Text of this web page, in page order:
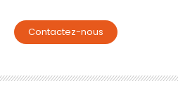
Contactez-nous